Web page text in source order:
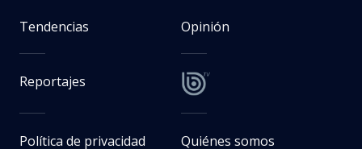
Tendencias Opinión
Reportajes
Política de privacidad Quiénes somos